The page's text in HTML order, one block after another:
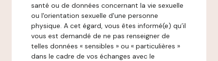
santé ou de données concernant la vie sexuelle
ou l'orientation sexuelle d'une personne
physique. A cet égard, vous êtes informé(e) qu’il
vous est demandé de ne pas renseigner de
telles données « sensibles » ou « particulières »
dans le cadre de vos échanges avec le